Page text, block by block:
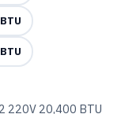
20,400 BTU